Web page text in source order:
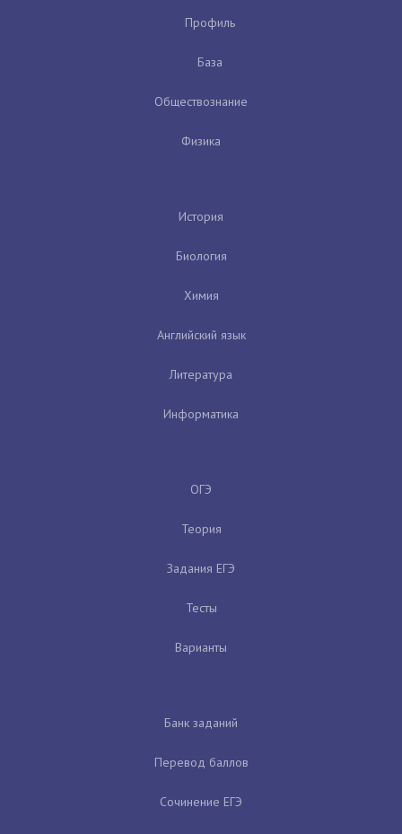
Профиль
База
Обществознание
Физика
История
Биология
Химия
Английский язык
Литература
Информатика
ОГЭ
Теория
Задания ЕГЭ
Тесты
Варианты
Банк заданий
Перевод баллов
Сочинение ЕГЭ